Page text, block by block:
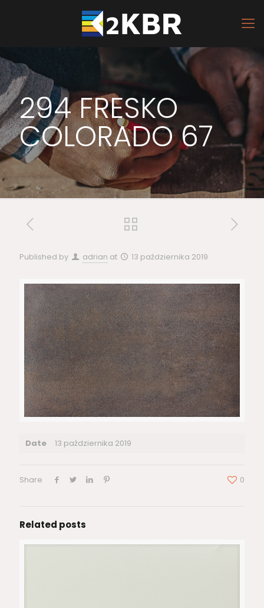
294 FRESKO
COLORADO 67
Published by adrian at 13 października 2019
Date 13 października 2019
Share 0
Related posts